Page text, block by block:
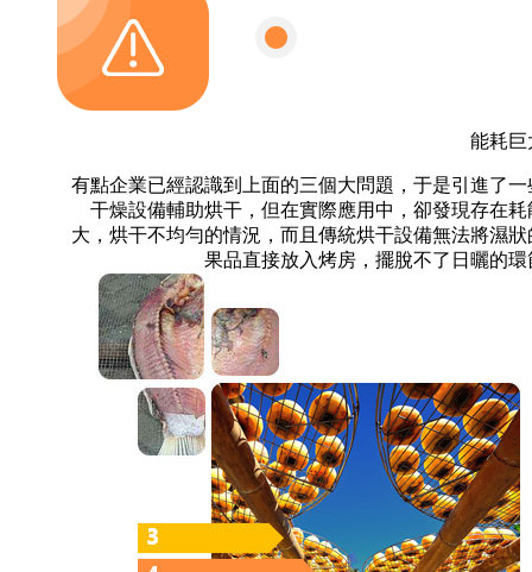
能耗巨
有點企業已經認識到上面的三個大問題，于是引進了一
干燥設備輔助烘干，但在實際應用中，卻發現存在耗
大，烘干不均勻的情況，而且傳統烘干設備無法將濕狀
果品直接放入烤房，擺脫不了日曬的環